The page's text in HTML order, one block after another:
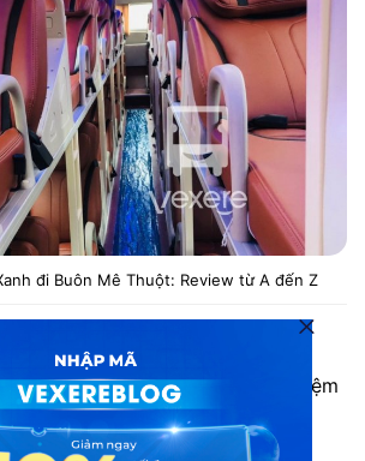
đi Buôn Mê Thuột: Review từ A đến Z
riêng limousine cao cấp, ít chỗ,
đủ, hiện đại mang lại trải nghiệm
ở nhà. Nhân viên luôn quan
hành khách. Tài xế lái xe cẩn